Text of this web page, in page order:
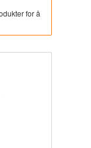
for å